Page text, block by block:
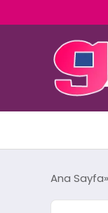
Ana Sayfa